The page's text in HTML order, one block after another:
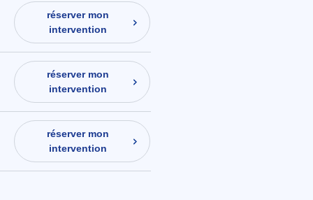
réserver mon
intervention
réserver mon
intervention
réserver mon
intervention